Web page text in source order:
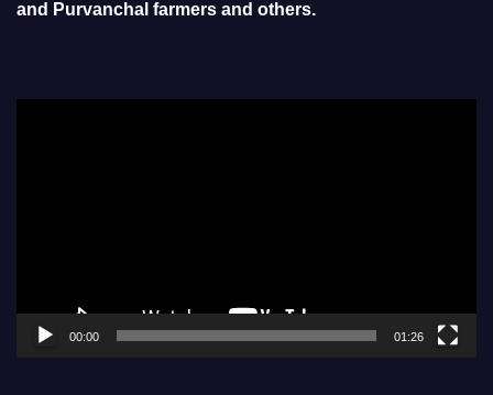
and Purvanchal farmers and others.
00:00 01:26